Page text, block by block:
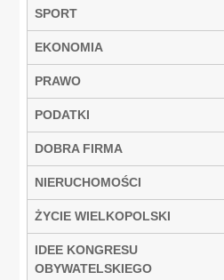
SPORT
EKONOMIA
PRAWO
PODATKI
DOBRA FIRMA
NIERUCHOMOŚCI
ŻYCIE WIELKOPOLSKI
IDEE KONGRESU
OBYWATELSKIEGO